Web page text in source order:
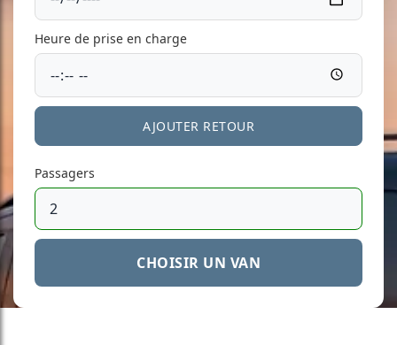
Heure de prise en charge
AJOUTER RETOUR
Passagers
CHOISIR UN VAN